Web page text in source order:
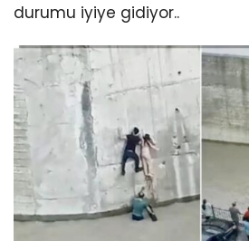
durumu iyiye gidiyor..